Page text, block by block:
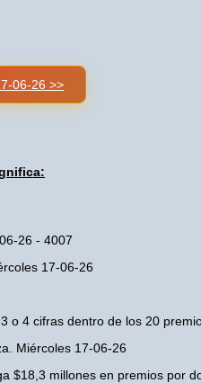
06-26 >>
26 - 4007
17-06-26
o 4 cifras dentro de los 20
Miércoles 17-06-26
$18,3 millones en premios por